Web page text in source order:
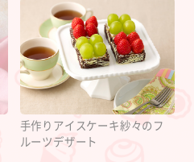
手作りアイスケーキ紗々のフ
ルーツデザート